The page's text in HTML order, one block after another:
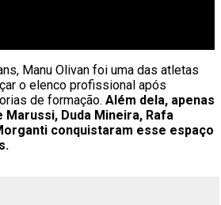
Manu Olivan foi uma das atletas
o elenco profissional após
de formação. Além dela, apenas
Marussi, Duda Mineira, Rafa
conquistaram esse espaço